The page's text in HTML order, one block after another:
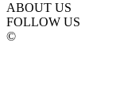
ABOUT US
FOLLOW US
©